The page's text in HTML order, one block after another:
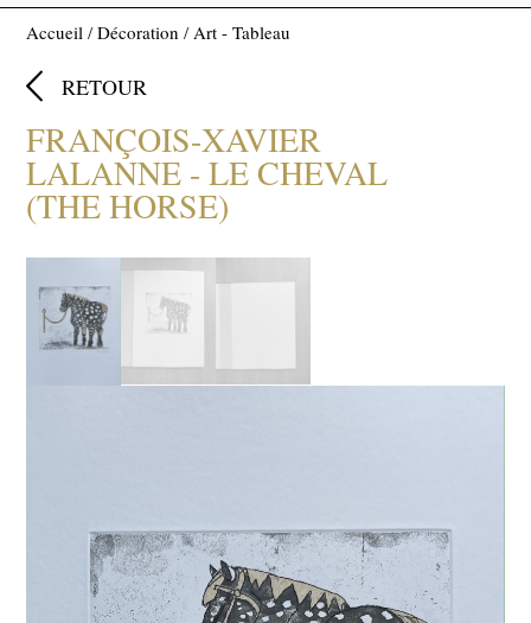
Accueil /Décoration /Art - Tableau
 RETOUR
FRANÇOIS-XAVIER
LALANNE - LE CHEVAL
(THE HORSE)